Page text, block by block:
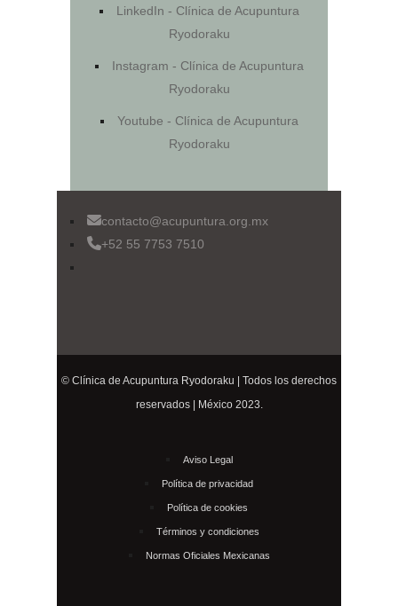
LinkedIn - Clínica de Acupuntura
Ryodoraku
Instagram - Clínica de Acupuntura
Ryodoraku
Youtube - Clínica de Acupuntura
Ryodoraku
contacto@acupuntura.org.mx
+52 55 7753 7510
© Clínica de Acupuntura Ryodoraku | Todos los derechos
reservados | México 2023.
Aviso Legal
Política de privacidad
Política de cookies
Términos y condiciones
Normas Oficiales Mexicanas